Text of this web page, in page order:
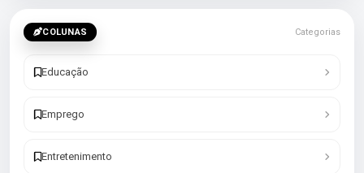
COLUNAS Categorias
Educação
Emprego
Entretenimento